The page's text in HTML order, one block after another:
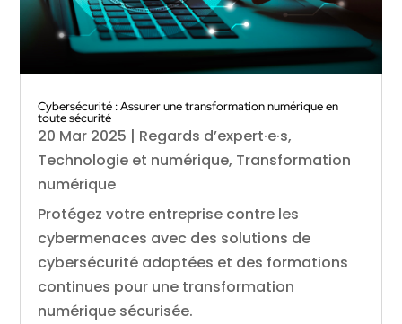
Cybersécurité : Assurer une transformation numérique en
toute sécurité
20 Mar 2025 | Regards d’expert·e·s,
Technologie et numérique, Transformation
numérique
Protégez votre entreprise contre les
cybermenaces avec des solutions de
cybersécurité adaptées et des formations
continues pour une transformation
numérique sécurisée.